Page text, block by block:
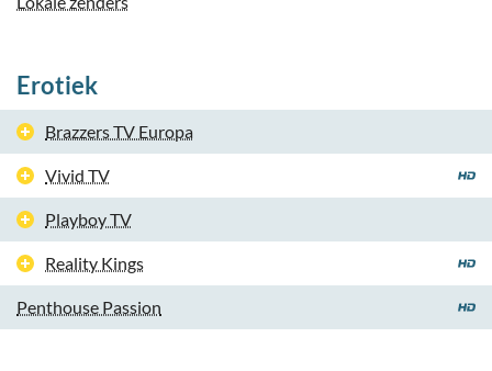
Erotiek
Brazzers TV Europa
Vivid TV
Playboy TV
Reality Kings
Penthouse Passion